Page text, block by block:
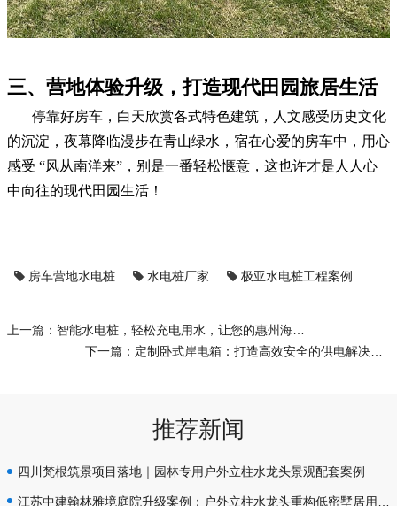
三、营地体验升级，打造现代田园旅居生活
停靠好房车，白天欣赏各式特色建筑，人文感受历史文化
的沉淀，夜幕降临漫步在青山绿水，宿在心爱的房车中，用心
感受 “风从南洋来”，别是一番轻松惬意，这也许才是人人心
中向往的现代田园生活！
房车营地水电桩 水电桩厂家 极亚水电桩工程案例
上一篇：
下一篇：
推荐新闻
四川梵根筑景项目落地｜园林专用户外立柱水龙头景观配套案例